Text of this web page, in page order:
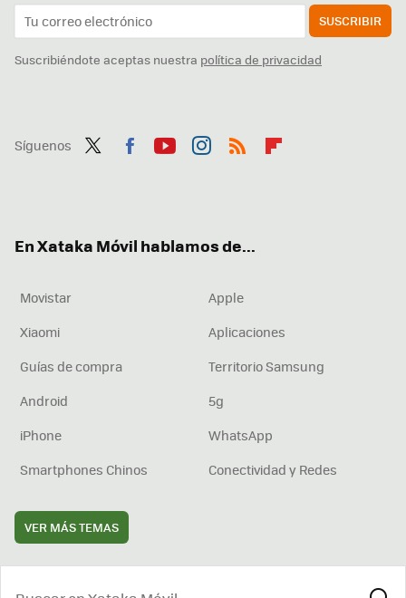
SUSCRIBIR
Suscribiéndote aceptas nuestra política de privacidad
Síguenos
En Xataka Móvil hablamos de...
Movistar
Apple
Xiaomi
Aplicaciones
Guías de compra
Territorio Samsung
Android
5g
iPhone
WhatsApp
Smartphones Chinos
Conectividad y Redes
VER MÁS TEMAS